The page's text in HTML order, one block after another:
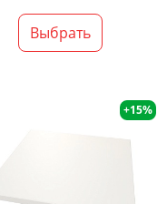
Выбрать
+15%